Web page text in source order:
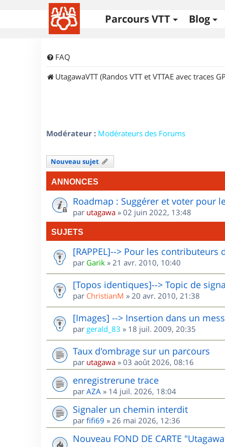
Parcours VTT Blog
FAQ
UtagawaVTT (Randos VTT et VTTAE avec traces
Modérateur : Modérateurs des Forums
Nouveau sujet
ANNONCES
Roadmap : Suggérer et voter pour
par utagawa » 02 juin 2022, 13:48
SUJETS
[RAPPEL]--> Pour les contributeurs
par Garik » 21 avr. 2010, 10:40
[Topos identiques]--> Topic de
par ChristianM » 20 avr. 2010, 21:38
[Images] --> Insertion dans un
par gerald_83 » 18 juil. 2009, 20:35
Taux d'ombrage sur un parcours
par utagawa » 03 août 2026, 08:16
enregistrerune trace
par AZA » 14 juil. 2026, 18:04
Signaler un chemin interdit
par fifi69 » 26 mai 2026, 12:36
Nouveau FOND DE CARTE